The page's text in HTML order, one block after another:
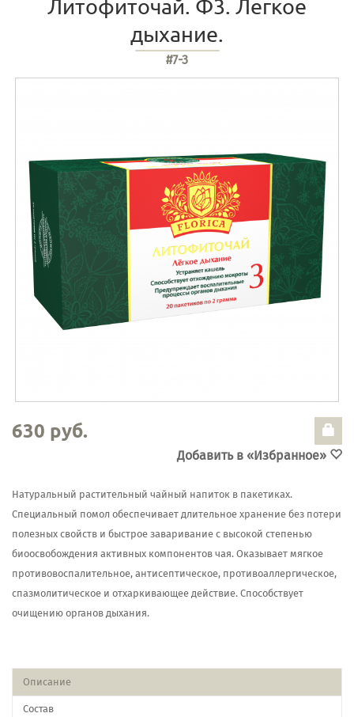
Литофиточай. Ф3. Легкое
дыхание.
#7-3
630 руб.
Добавить в «Избранное»
Натуральный растительный чайный напиток в пакетиках.
Специальный помол обеспечивает длительное хранение без потери
полезных свойств и быстрое заваривание с высокой степенью
биоосвобождения активных компонентов чая. Оказывает мягкое
противовоспалительное, антисептическое, противоаллергическое,
спазмолитическое и отхаркивающее действие. Способствует
очищению органов дыхания.
Описание
Состав